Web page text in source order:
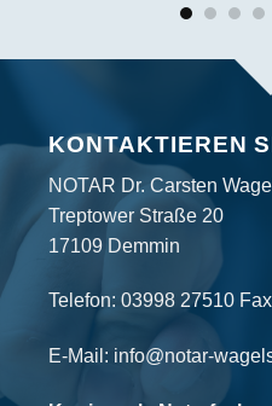
KONTAKTIEREN
NOTAR Dr. Carsten
Treptower Straße 20
17109 Demmin
Telefon: 03998 27510
E-Mail: info@notar-